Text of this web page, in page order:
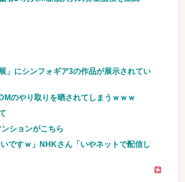
二被告に懲役7年の求刑←これ…
NEW!
タル 五所川原 青森
Part6 みんなの予想
」にシンフォギア3の作品が展示されてい
のやり取りを晒されてしまうｗｗｗ
ションがこちら
ですｗ」NHKさん「いやネットで配信し